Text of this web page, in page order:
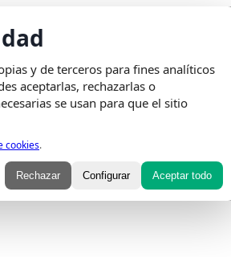
y de terceros para fines analíticos
aceptarlas, rechazarlas o
se usan para que el sitio
cookies.
Rechazar Configurar Aceptar todo
superiores a 75€ | Entrega en 24H
Tiktok